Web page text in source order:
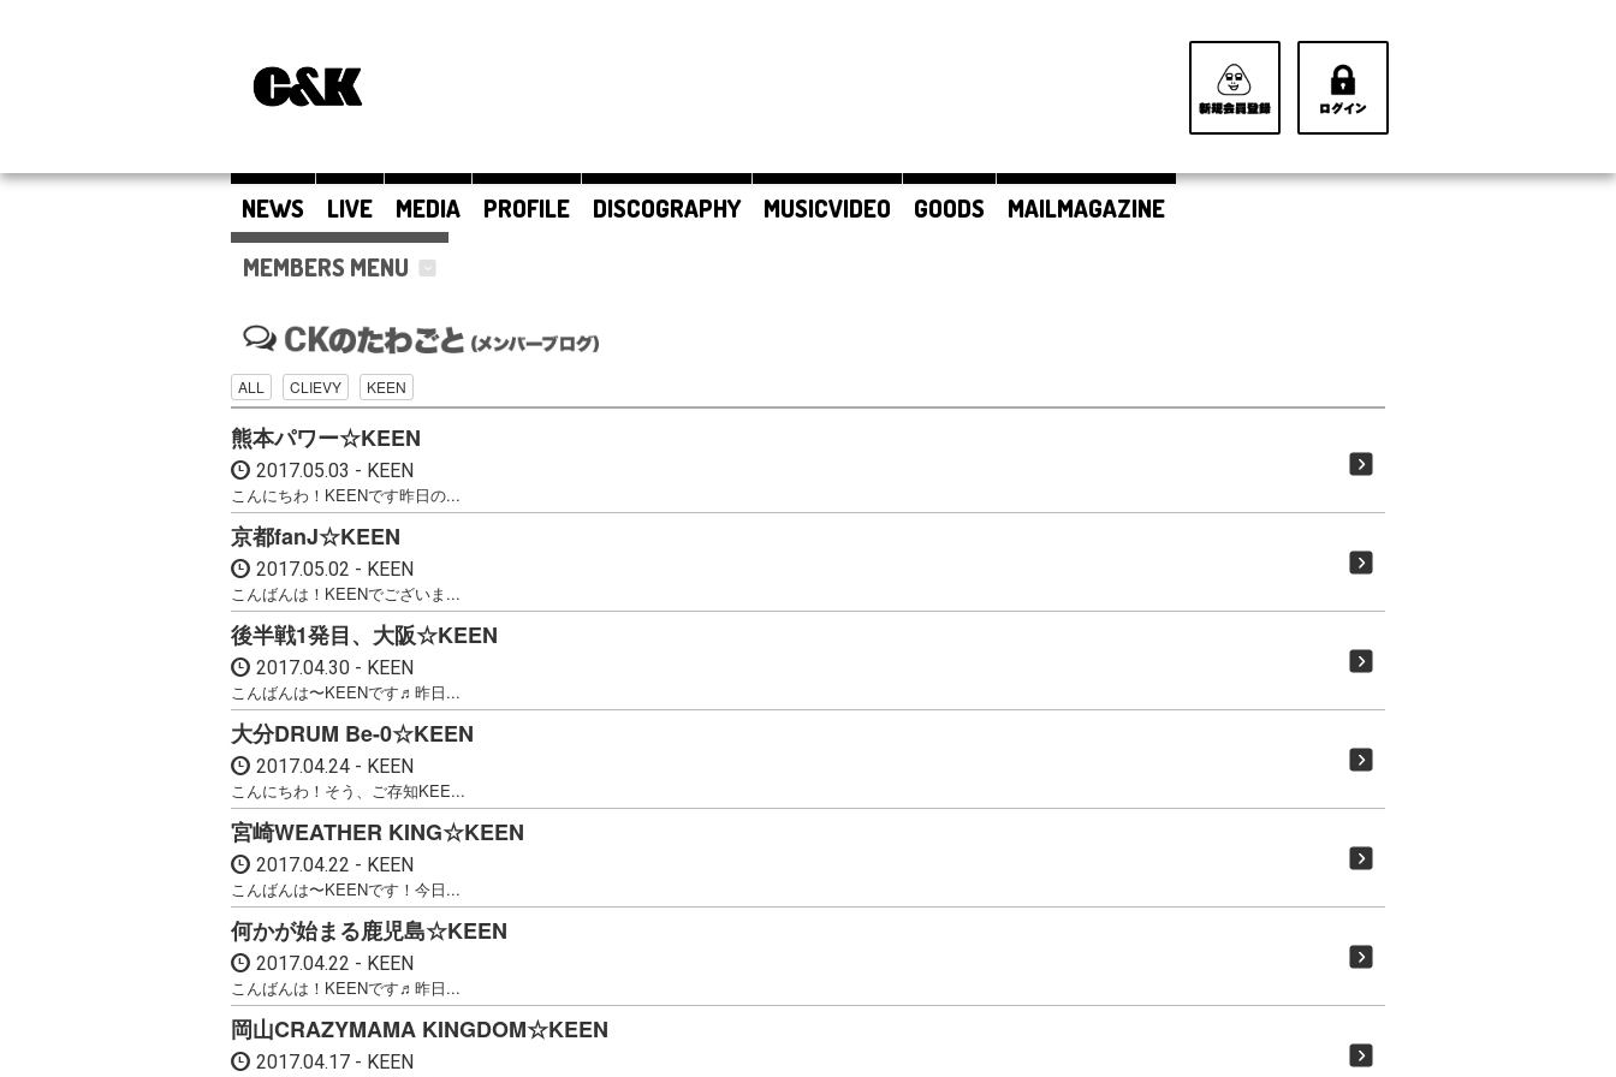
NEWS LIVE MEDIA PROFILE DISCOGRAPHY MUSICVIDEO GOODS
MAILMAGAZINE
MEMBERS MENU
ALL CLIEVY KEEN
熊本パワー☆KEEN
2017.05.03
KEEN
こんにちわ！KEENです昨日の...
京都fanJ☆KEEN
2017.05.02
KEEN
こんばんは！KEENでございま...
後半戦1発目、大阪☆KEEN
2017.04.30
KEEN
こんばんは〜KEENです♬昨日...
大分DRUM Be-0☆KEEN
2017.04.24
KEEN
こんにちわ！そう、ご存知KEE...
宮崎WEATHER KING☆KEEN
2017.04.22
KEEN
こんばんは〜KEENです！今日...
何かが始まる鹿児島☆KEEN
2017.04.22
KEEN
こんばんは！KEENです♬昨日...
岡山CRAZYMAMA KINGDOM☆KEEN
2017.04.17
KEEN